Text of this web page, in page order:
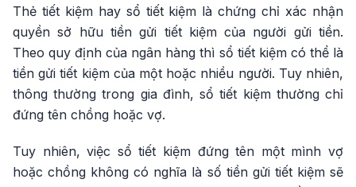
Thẻ tiết kiệm hay sổ tiết kiệm là chứng chỉ xác nhận
quyền sở hữu tiền gửi tiết kiệm của người gửi tiền.
Theo quy định của ngân hàng thì sổ tiết kiệm có thể là
tiền gửi tiết kiệm của một hoặc nhiều người. Tuy nhiên,
thông thường trong gia đình, sổ tiết kiệm thường chỉ
đứng tên chồng hoặc vợ.
Tuy nhiên, việc sổ tiết kiệm đứng tên một mình vợ
hoặc chồng không có nghĩa là số tiền gửi tiết kiệm sẽ